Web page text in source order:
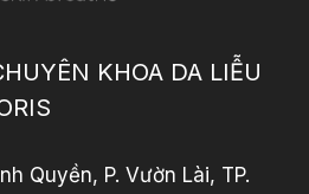
KHOA DA LIỄU
Quyền, P. Vườn Lài, TP.